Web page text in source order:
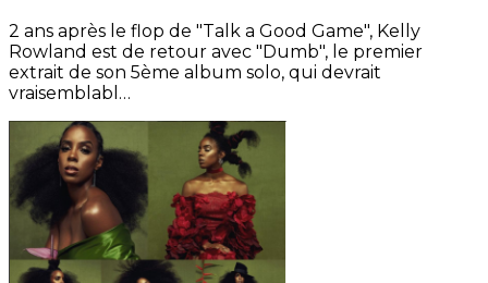
2 ans après le flop de "Talk a Good Game", Kelly
Rowland est de retour avec "Dumb", le premier
extrait de son 5ème album solo, qui devrait
vraisemblabl…